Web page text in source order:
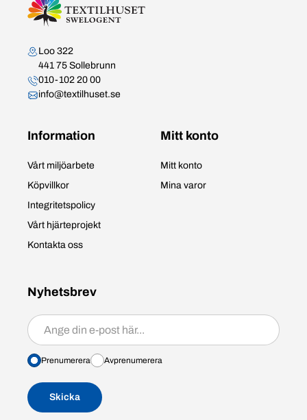
Loo 322
441 75 Sollebrunn
010-102 20 00
info@textilhuset.se
Information
Vårt miljöarbete
Köpvillkor
Integritetspolicy
Vårt hjärteprojekt
Kontakta oss
Mitt konto
Mitt konto
Mina varor
Nyhetsbrev
Prenumerera/avprenumerera
Prenumerera Avprenumerera
Skicka